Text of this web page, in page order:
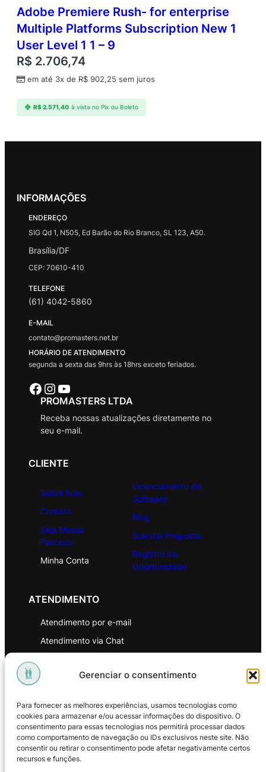
Gerenciar o consentimento
Para fornecer as melhores experiências, usamos tecnologias como
cookies para armazenar e/ou acessar informações do dispositivo. O
consentimento para essas tecnologias nos permitirá processar dados
como comportamento de navegação ou IDs exclusivos neste site. Não
consentir ou retirar o consentimento pode afetar negativamente certos
recursos e funções.
Adobe Premiere Rush- for enterprise
Multiple Platforms Subscription New 1
User Level 1 1 – 9
R$ 2.706,74
em até 3x de R$ 902,25 sem juros
R$2.571,40 à vista no Pix ou Boleto
INFORMAÇÕES
ENDEREÇO
SIG Qd 1, N505, Ed Barão do Rio Branco, SL 123, A50.
Brasília/DF
CEP: 70610-410
TELEFONE
(61) 4042-5860
E-MAIL
contato@promasters.net.br
HORÁRIO DE ATENDIMENTO
segunda a sexta das 9hrs às 18hrs exceto feriados.
Facebook Instagram Youtube
PROMASTERS LTDA
Receba nossas atualizações diretamente no
seu e-mail.
CLIENTE
Sobre Nós
Contato
Seja Nosso
Parceiro
Minha Conta
Licenciamento de
Software
Blog
Solicitar Proposta
Registro de
Oportunidade
ATENDIMENTO
Atendimento por e-mail
Atendimento via Chat
Política de Privacidade
Política de Troca e Devoluções
Política de Reembolso